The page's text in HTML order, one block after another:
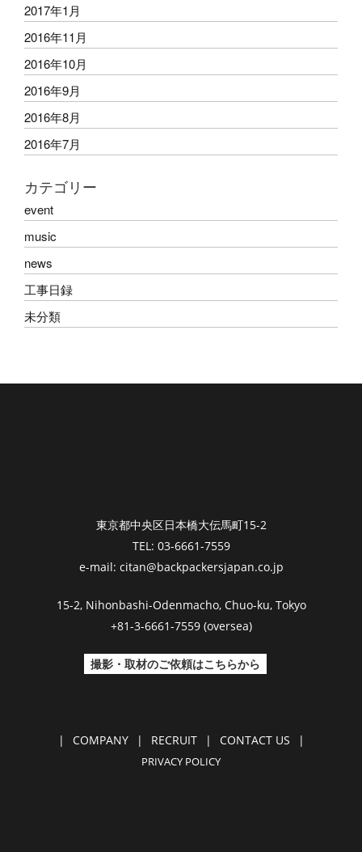
2017年1月
2016年11月
2016年10月
2016年9月
2016年8月
2016年7月
カテゴリー
event
music
news
工事日録
未分類
東京都中央区日本橋大伝馬町15-2
TEL: 03-6661-7559
e-mail: citan@backpackersjapan.co.jp
15-2, Nihonbashi-Odenmacho, Chuo-ku, Tokyo
+81-3-6661-7559 (oversea)
撮影・取材のご依頼はこちらから
| COMPANY | RECRUIT | CONTACT US |
PRIVACY POLICY